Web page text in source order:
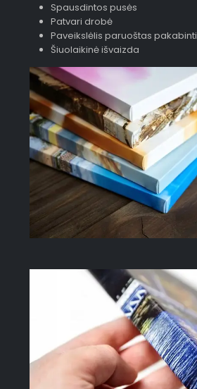
Spausdintos pusės
Patvari drobė
Paveikslėlis paruoštas pakabinti
Šiuolaikinė išvaizda